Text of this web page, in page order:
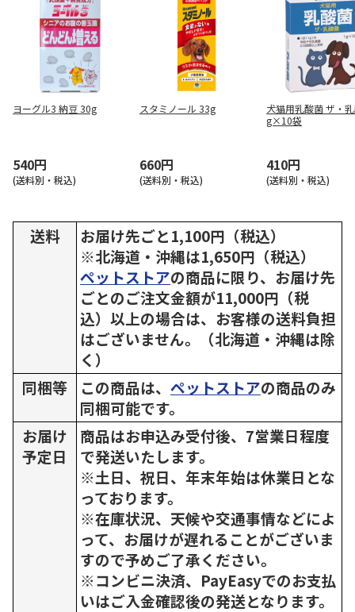
ヨーグル3 納豆 30g
540円
(送料別・税込)
スタミノール 33g
660円
(送料別・税込)
犬猫用乳酸菌 ザ・
g×10袋
410円
(送料別・税込)
送料
お届け先ごと1,100円（税込）
※北海道・沖縄は1,650円（税込）
ペットストアの商品に限り、お届け先
ごとのご注文金額が11,000円（税
込）以上の場合は、お客様の送料負担
はございません。（北海道・沖縄は除
く）
同梱等
この商品は、 ペットストアの商品のみ
同梱可能です。
お届け
予定日
商品はお申込み受付後、7営業日程度
で発送いたします。
※土日、祝日、年末年始は休業日とな
っております。
※在庫状況、天候や交通事情などによ
って、お届けが遅れることがございま
すので予めご了承ください。
※コンビニ決済、PayEasyでのお支払
いはご入金確認後の発送となります。